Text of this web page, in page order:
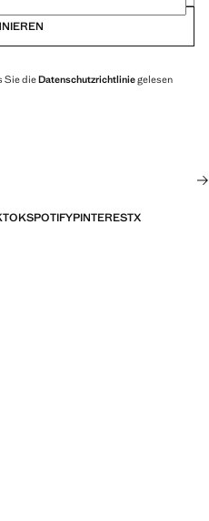
Sie dieDatenschutzrichtliniegelesen
SPOTIFYPINTERESTX